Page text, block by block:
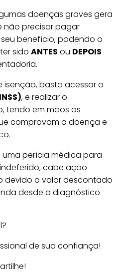
doenças graves gera
não precisar pagar
benefício, podendo o
sido ANTES ou DEPOIS
isenção, basta acessar o
, e realizar o
tendo em mãos os
comprovam a doença e
uma perícia médica para
cabe ação
devido o valor descontado
desde o diagnóstico
de sua confiança!